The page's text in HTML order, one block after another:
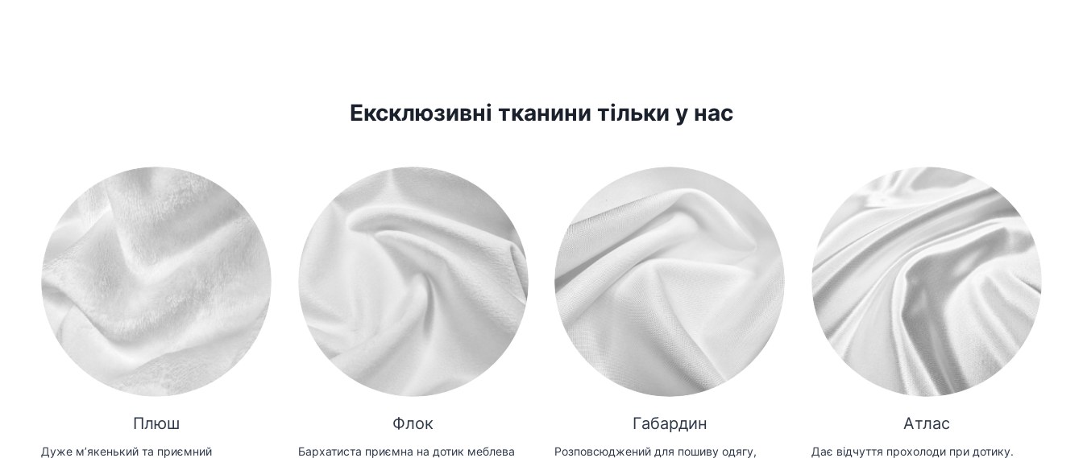
Ексклюзивні тканини тільки у нас
Плюш
Дуже мʼякенький та приємний
Флок
Бархатиста приємна на дотик меблева
Габардин
Розповсюджений для пошиву одягу,
Атлас
Дає відчуття прохолоди при дотику.